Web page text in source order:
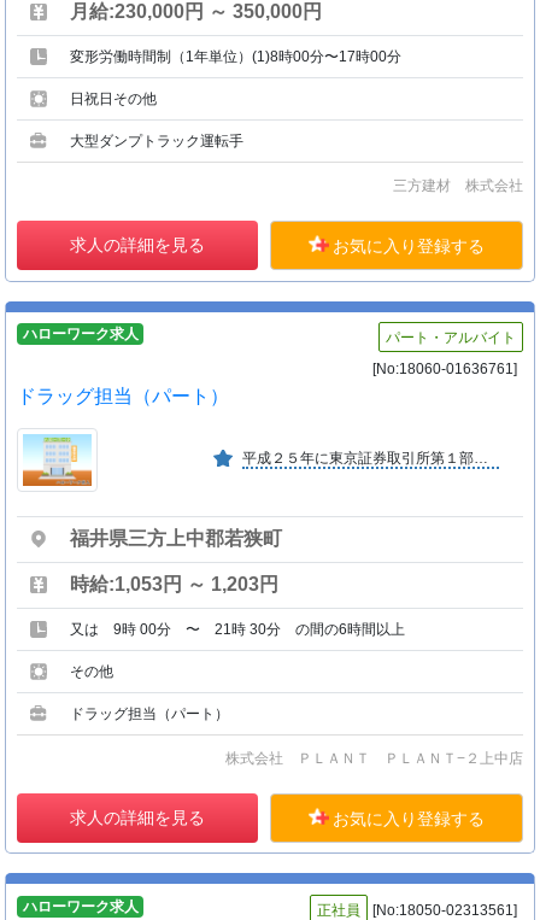
月給:230,000円 ～ 350,000円
変形労働時間制（1年単位）(1)8時00分〜17時00分
日祝日その他
大型ダンプトラック運転手
三方建材 株式会社
求人の詳細を見る お気に入り登録する
ハローワーク求人
パート・アルバイト
[No:18060-01636761]
ドラッグ担当（パート）
平成２５年に東京証券取引所第１部に上場しています。令和４年４月に東京証券取引所の市場再編に伴い、東京証券取引所市場第１部からスタンダード市場に移行。
福井県三方上中郡若狭町
時給:1,053円 ～ 1,203円
又は 9時 00分 〜 21時 30分 の間の6時間以上
その他
ドラッグ担当（パート）
株式会社 ＰＬＡＮＴ ＰＬＡＮＴ−２上中店
求人の詳細を見る お気に入り登録する
ハローワーク求人 正社員 [No:18050-02313561]